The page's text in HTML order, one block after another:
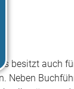
besitzt auch
Neben